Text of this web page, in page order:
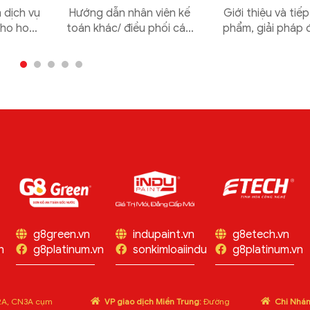
dịch vụ
hoạt
Hướng dẫn nhân viên kế
toán khác/ điều phối các
thắc mắc, ý kiến của nhân
NGHIỆP
Giới thiệu và
phẩm, giải pháp
g8green.vn
g8platinum.vn
indupaint.vn
sonkimloaiindu
g8etech.vn
g8platinum.vn
CN3A cụm VP giao dịch Miền Trung: Đường Chi